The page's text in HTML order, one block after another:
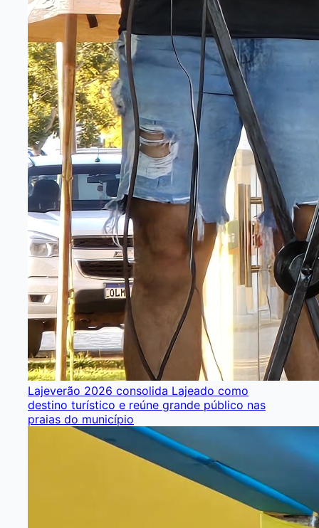
Lajeverão 2026 consolida Lajeado como
destino turístico e reúne grande público nas
praias do município